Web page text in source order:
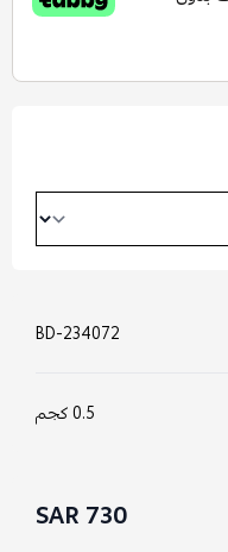
BD-234072
0.5 كجم
730 SAR